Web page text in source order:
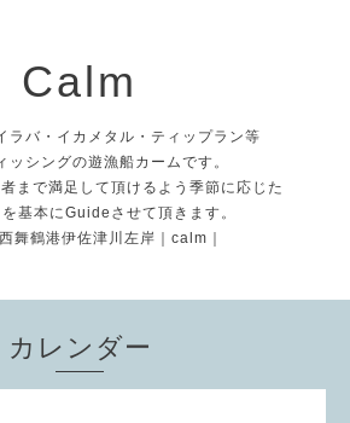
Calm
ラバ・イカメタル・ティップラン等
ッシングの遊漁船カームです。
まで満足して頂けるよう季節に応じた
基本にGuideさせて頂きます。
舞鶴港伊佐津川左岸｜calm｜
カレンダー